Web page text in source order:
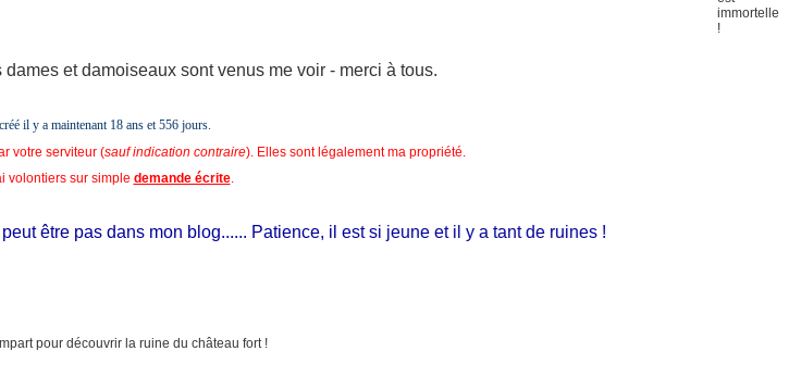
dames et damoiseaux sont venus me voir - merci à tous.
il y a maintenant 18 ans et556 jours.
votre serviteur (sauf indication contraire). Elles sont légalement ma propriété.
volontiers sur simple demande écrite.
être pas dans mon blog...... Patience, il est si jeune et il y a tant de ruines !